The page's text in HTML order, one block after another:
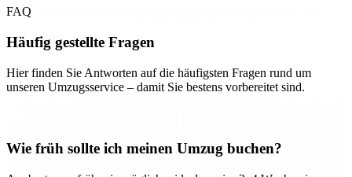
FAQ
Häufig gestellte Fragen
Hier finden Sie Antworten auf die häufigsten Fragen rund um
unseren Umzugsservice – damit Sie bestens vorbereitet sind.
Wie früh sollte ich meinen Umzug buchen?